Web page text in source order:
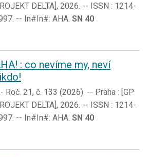
DELTA], 2026. -- ISSN : 1214-
-- In#In#: AHA. SN 40
: co nevíme my, neví
Roč. 21, č. 133 (2026). -- Praha : [GP
DELTA], 2026. -- ISSN : 1214-
-- In#In#: AHA. SN 40